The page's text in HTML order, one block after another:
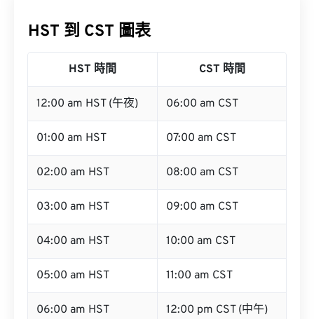
HST 到 CST 圖表
HST 時間 CST 時間
12:00 am HST (午夜) 06:00 am CST
01:00 am HST 07:00 am CST
02:00 am HST 08:00 am CST
03:00 am HST 09:00 am CST
04:00 am HST 10:00 am CST
05:00 am HST 11:00 am CST
06:00 am HST 12:00 pm CST (中午)